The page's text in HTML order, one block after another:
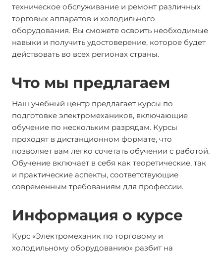
техническое обслуживание и ремонт различных
торговых аппаратов и холодильного
оборудования. Вы сможете освоить необходимые
навыки и получить удостоверение, которое будет
действовать во всех регионах страны.
Что мы предлагаем
Наш учебный центр предлагает курсы по
подготовке электромехаников, включающие
обучение по нескольким разрядам. Курсы
проходят в дистанционном формате, что
позволяет вам легко сочетать обучении с работой.
Обучение включает в себя как теоретические, так
и практические аспекты, соответствующие
современным требованиям для профессии.
Информация о курсе
Курс «Электромеханик по торговому и
холодильному оборудованию» разбит на